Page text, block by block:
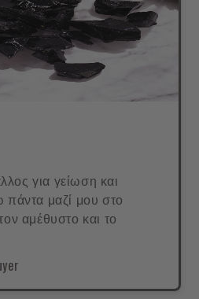
για γείωση και
πάντα μαζί μου στο
αμέθυστο και το